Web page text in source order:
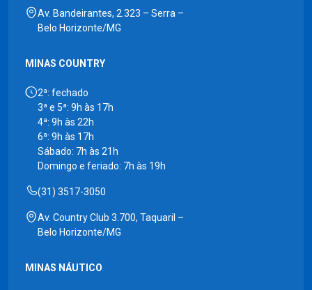
Av. Bandeirantes, 2.323 – Serra –
Belo Horizonte/MG
MINAS COUNTRY
2ª: fechado
3ª e 5ª: 9h às 17h
4ª: 9h às 22h
6ª: 9h às 17h
Sábado: 7h às 21h
Domingo e feriado: 7h às 19h
(31) 3517-3050
Av. Country Club 3.700, Taquaril –
Belo Horizonte/MG
MINAS NÁUTICO